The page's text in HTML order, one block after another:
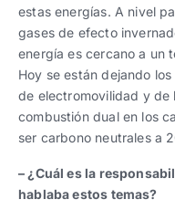
estas energías. A nivel
gases de efecto
energía es cercano a un
Hoy se están dejando
de electromovilidad y de
combustión dual en los
ser carbono neutrales a
– ¿Cuál es la
hablaba estos temas?